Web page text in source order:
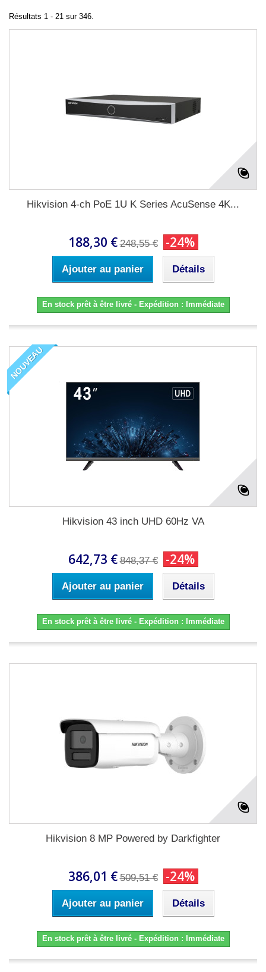
Résultats 1 - 21 sur 346.
Hikvision 4-ch PoE 1U K Series AcuSense 4K...
188,30 € 248,55 € -24%
Ajouter au panier Détails
En stock prêt à être livré - Expédition : Immédiate
NOUVEAU
Hikvision 43 inch UHD 60Hz VA
642,73 € 848,37 € -24%
Ajouter au panier Détails
En stock prêt à être livré - Expédition : Immédiate
Hikvision 8 MP Powered by Darkfighter
386,01 € 509,51 € -24%
Ajouter au panier Détails
En stock prêt à être livré - Expédition : Immédiate